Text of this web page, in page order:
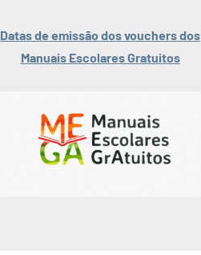
Datas de emissão dos vouchers dos
Manuais Escolares Gratuitos